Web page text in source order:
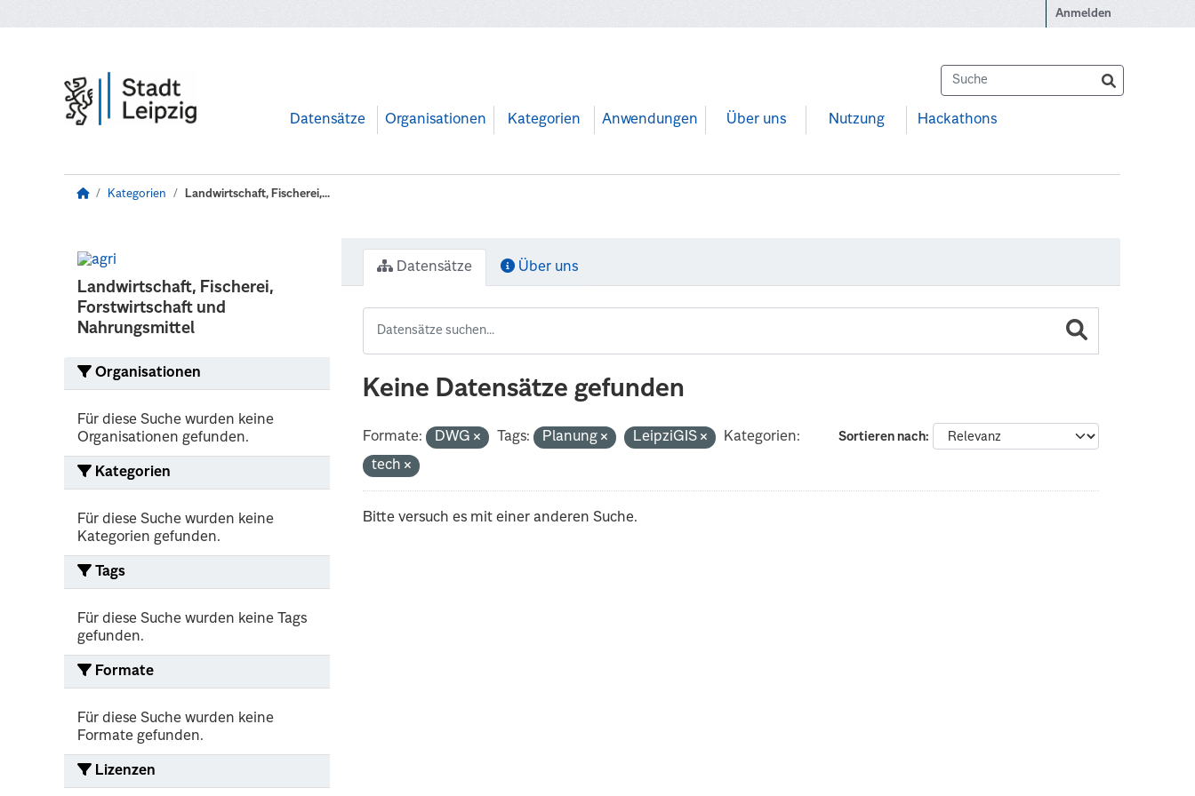
Anmelden
Datensätze Organisationen Kategorien Anwendungen Über uns Nutzung Hackathons
Kategorien Landwirtschaft, Fischerei,...
Landwirtschaft, Fischerei,
Forstwirtschaft und
Nahrungsmittel
Organisationen
Für diese Suche wurden keine
Organisationen gefunden.
Kategorien
Für diese Suche wurden keine
Kategorien gefunden.
Tags
Für diese Suche wurden keine Tags
gefunden.
Formate
Für diese Suche wurden keine
Formate gefunden.
Lizenzen
Datensätze Über uns
Keine Datensätze gefunden
Sortieren nach
Formate: DWG Tags: Planung LeipziGIS
Kategorien:
tech
Bitte versuch es mit einer anderen Suche.